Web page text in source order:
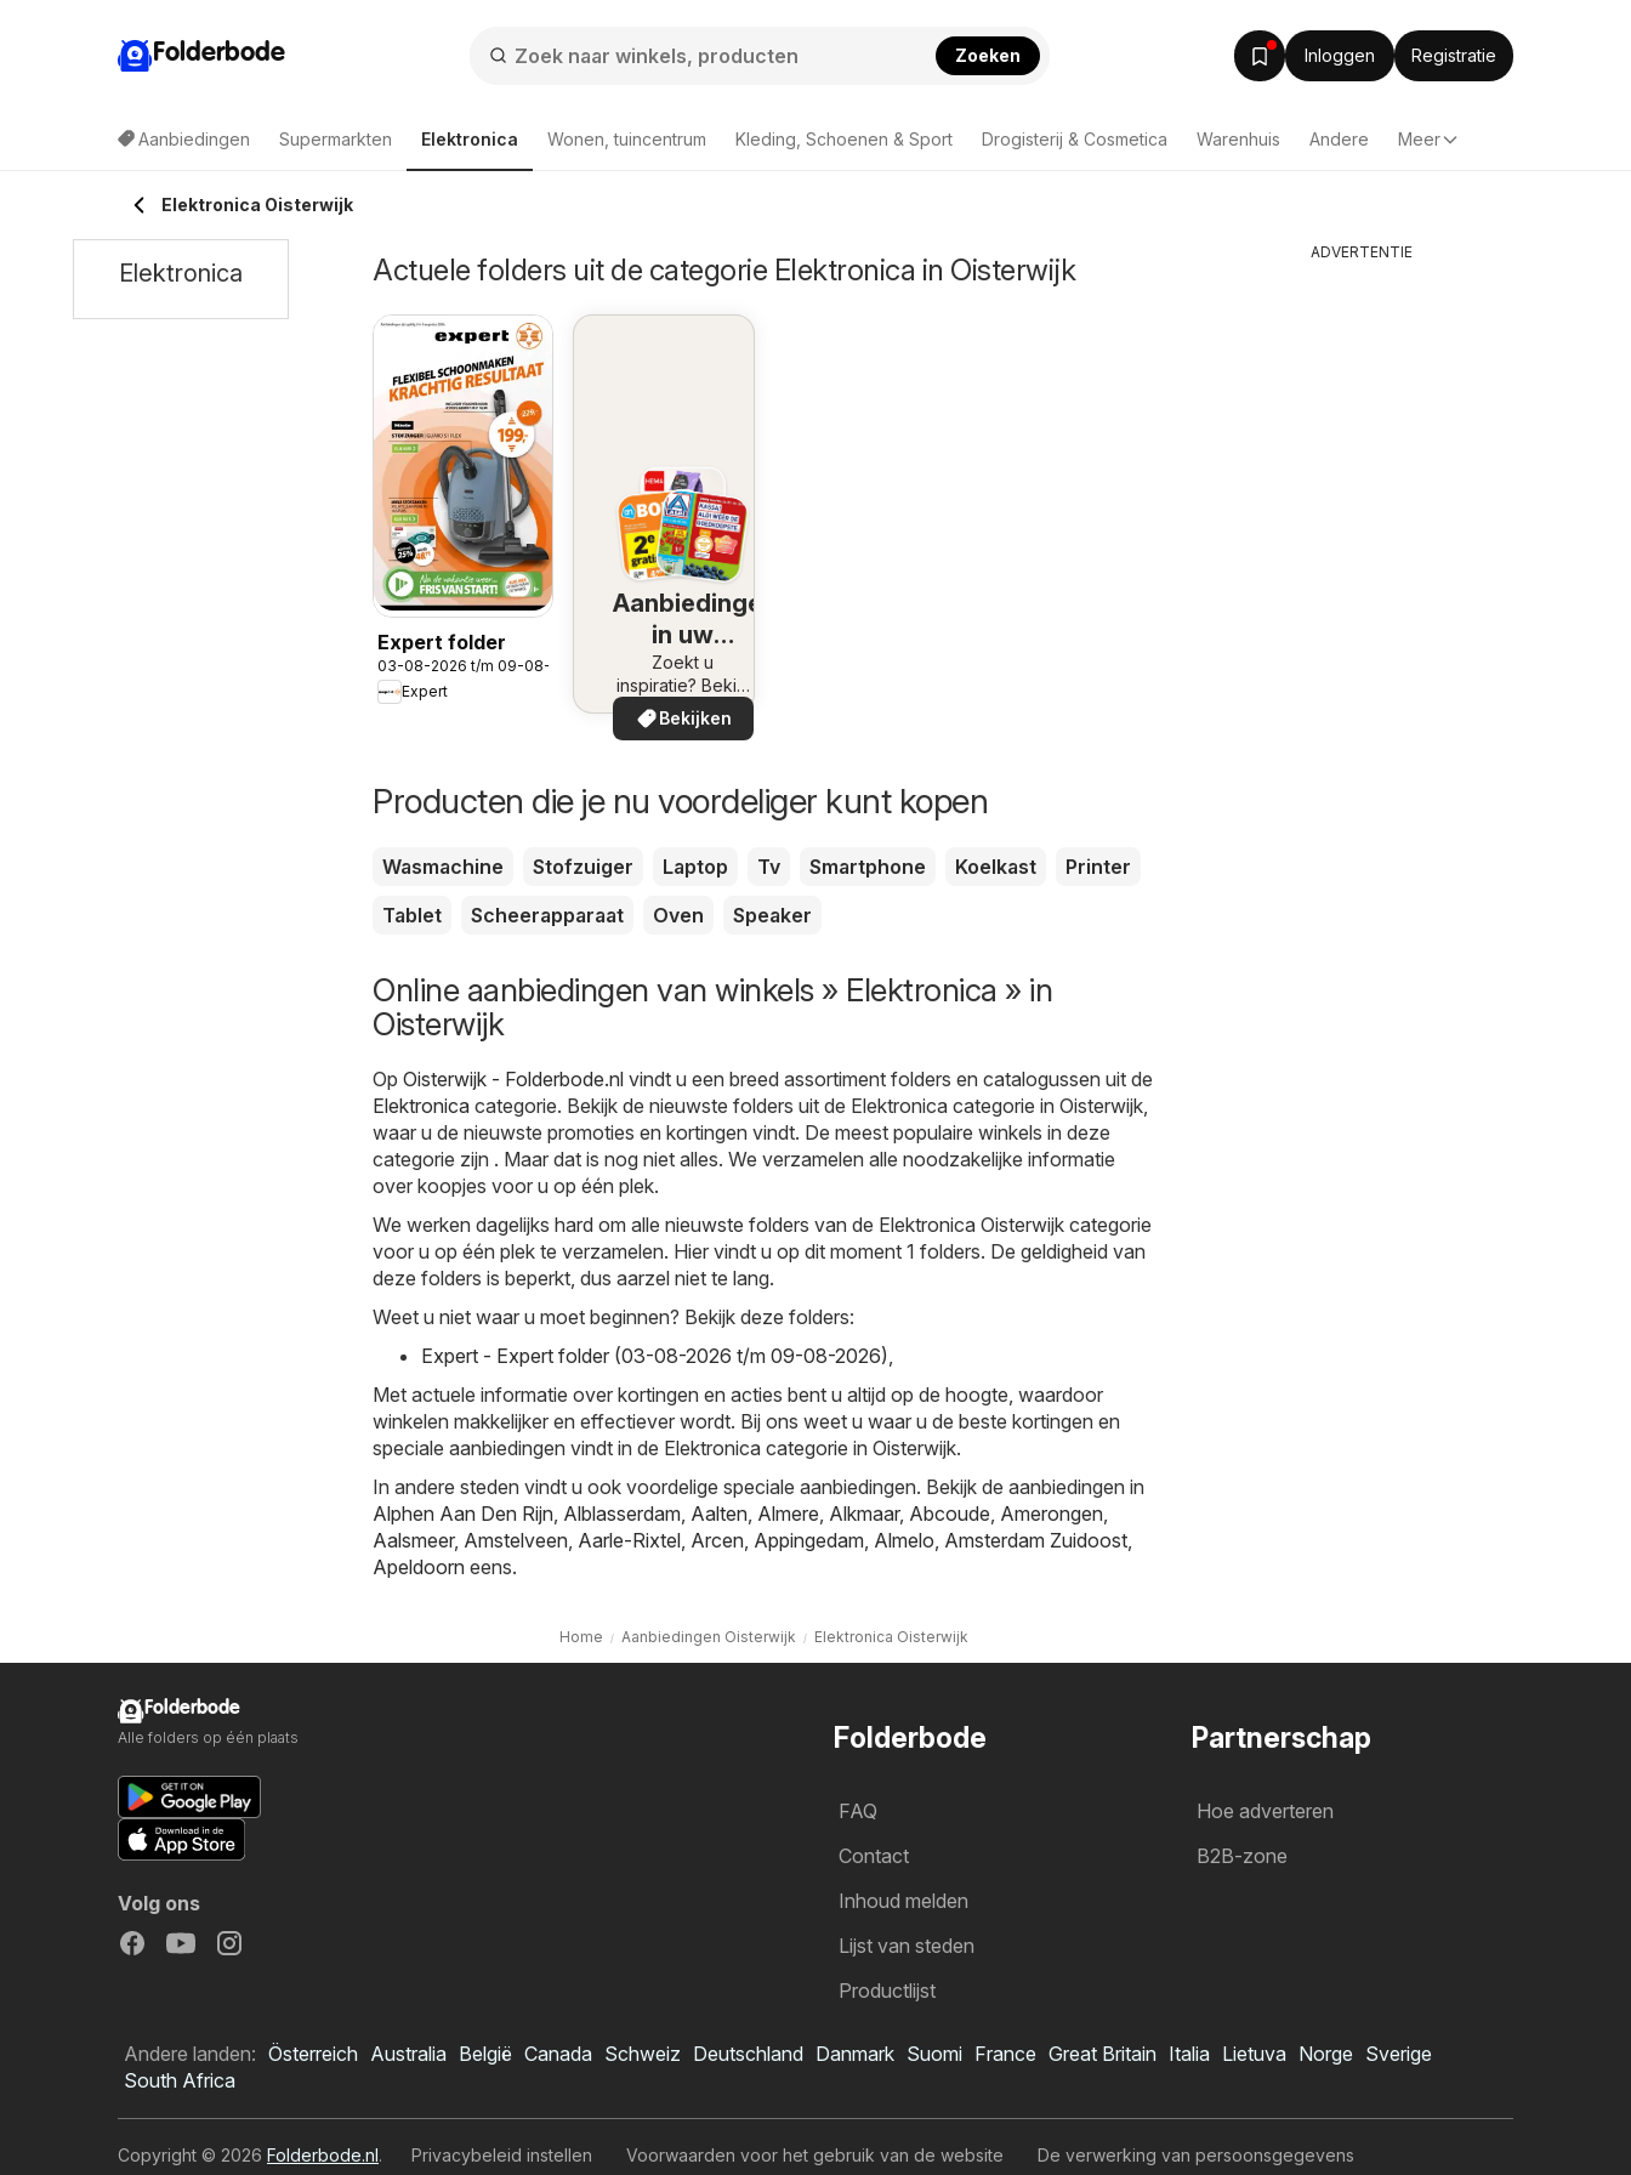
Folderbode Zoeken Inloggen Registratie
Aanbiedingen Supermarkten Elektronica Wonen, tuincentrum Kleding, Schoenen & Sport Drogisterij & Cosmetica Warenhuis Andere Meer
Elektronica Oisterwijk
Actuele folders uit de categorie Elektronica in Oisterwijk
Expert folder
03-08-2026 t/m 09-08-2026
Expert
Aanbiedingen
in uw
omgeving
Zoekt u
inspiratie? Bekijk
de aanbiedingen
in uw buurt!
Bekijken
Producten die je nu voordeliger kunt kopen
Wasmachine Stofzuiger Laptop Tv Smartphone Koelkast
Printer
Tablet
Scheerapparaat Oven Speaker
Online aanbiedingen van winkels » Elektronica » in
Oisterwijk
Op Oisterwijk - Folderbode.nl vindt u een breed assortiment folders en catalogussen uit de
Elektronica categorie. Bekijk de nieuwste folders uit de Elektronica categorie in Oisterwijk,
waar u de nieuwste promoties en kortingen vindt. De meest populaire winkels in deze
categorie zijn . Maar dat is nog niet alles. We verzamelen alle noodzakelijke informatie
over koopjes voor u op één plek.
We werken dagelijks hard om alle nieuwste folders van de Elektronica Oisterwijk categorie
voor u op één plek te verzamelen. Hier vindt u op dit moment 1 folders. De geldigheid van
deze folders is beperkt, dus aarzel niet te lang.
Weet u niet waar u moet beginnen? Bekijk deze folders:
Expert - Expert folder (03-08-2026 t/m 09-08-2026)
Met actuele informatie over kortingen en acties bent u altijd op de hoogte, waardoor
winkelen makkelijker en effectiever wordt. Bij ons weet u waar u de beste kortingen en
speciale aanbiedingen vindt in de Elektronica categorie in Oisterwijk.
In andere steden vindt u ook voordelige speciale aanbiedingen. Bekijk de aanbiedingen in
Alphen Aan Den Rijn Alblasserdam Aalten Almere Alkmaar, Abcoude Amerongen
Aalsmeer, Amstelveen Aarle-Rixtel Arcen Appingedam Almelo Amsterdam Zuidoost
Apeldoorn eens.
Home Aanbiedingen Oisterwijk Elektronica Oisterwijk
Elektronica
ADVERTENTIE
Folderbode
FAQ
Contact
Inhoud melden
Lijst van steden
Productlijst
Partnerschap
Hoe adverteren
B2B-zone
Folderbode
Alle folders op één plaats
Volg ons
Andere landen: Österreich Australia België Canada Schweiz Deutschland Danmark Suomi France Great Britain Italia Lietuva Norge Sverige
South Africa
Copyright © 2026 Folderbode.nl. Privacybeleid instellen Voorwaarden voor het gebruik van de website De verwerking van persoonsgegevens